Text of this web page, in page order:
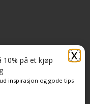
X
10% på et kjøp
inspirasjon og gode tips